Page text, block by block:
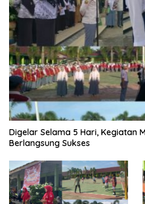
Digelar Selama 5 Hari, Kegiatan
Berlangsung Sukses